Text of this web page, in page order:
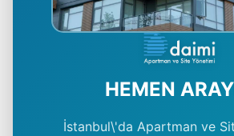
HEMEN
İstanbul\'da Apartman ve